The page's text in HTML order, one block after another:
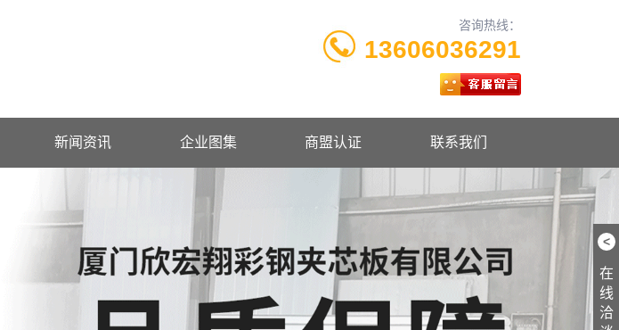
咨询热线：
13606036291
新闻资讯 企业图集 商盟认证 联系我们
<
在
线
洽